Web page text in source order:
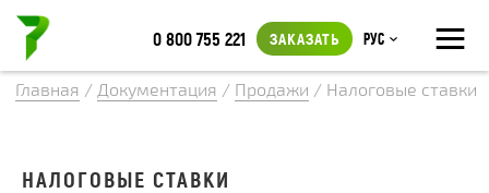
≡
0 800 755 221 ЗАКАЗАТЬ Рус
Главная / Документация / Продажи / Налоговые ставки
НАЛОГОВЫЕ СТАВКИ